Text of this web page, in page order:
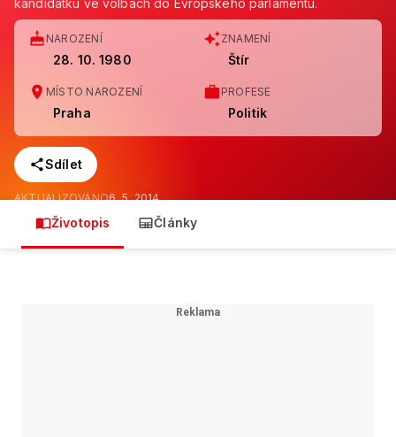
kandidátku ve volbách do Evropského parlamentu.
NAROZENÍ
28. 10. 1980
ZNAMENÍ
Štír
MÍSTO NAROZENÍ
Praha
PROFESE
Politik
Sdílet
AKTUALIZOVÁNO6. 5. 2014
Životopis Články